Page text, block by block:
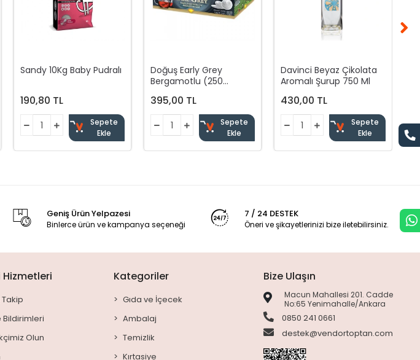
Sandy 10Kg Baby Pudralı
190,80 TL
Sepete
Ekle
Doğuş Early Grey
Bergamotlu (250
395,00 TL
Sepete
Ekle
Davinci Beyaz Çikolata
Aromalı Şurup 750 Ml
430,00 TL
Sepete
Ekle
Geniş Ürün Yelpazesi
Binlerce ürün ve kampanya seçeneği
7 / 24 DESTEK
Öneri ve şikayetlerinizi bize iletebilirsiniz.
Bildirimleri
Olun
Kategoriler
Gıda ve İçecek
Ambalaj
Temizlik
Kırtasiye
Bize Ulaşın
Macun Mahallesi 201. Cadde
No:65 Yenimahalle/Ankara
0850 241 0661
destek@vendortoptan.com